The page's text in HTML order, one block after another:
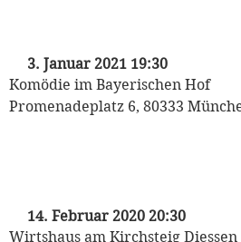
14. Februar 2020 20:30
Wirtshaus am Kirchsteig Diessen
3. Januar 2021 19:30
Komödie im Bayerischen Hof
Promenadeplatz 6, 80333